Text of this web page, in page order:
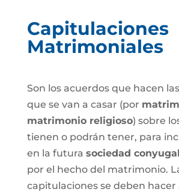
Capitulaciones
Matrimoniales
Son los acuerdos que hacen
que se van a casar (por
matrimonio religioso) sobre
tienen o podrán tener, para
en la futura sociedad conyugal
por el hecho del matrimonio.
capitulaciones se deben